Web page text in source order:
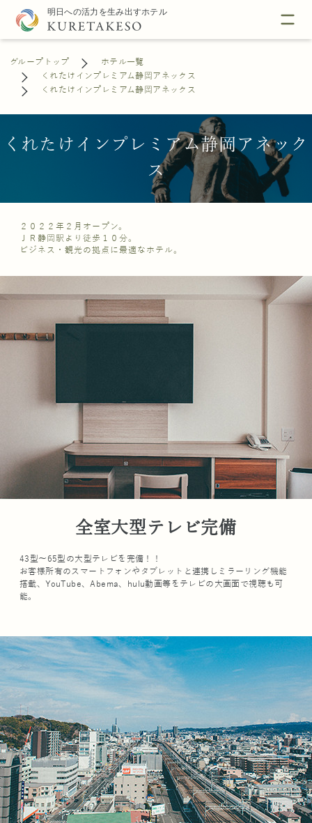
グループトップ
ホテル一覧
くれたけインプレミアム静岡アネックス
くれたけインプレミアム静岡アネックス
くれたけインプレミアム静岡アネック
ス
２０２２年２月オープン。
ＪＲ静岡駅より徒歩１０分。
ビジネス・観光の拠点に最適なホテル。
全室大型テレビ完備
43型～65型の大型テレビを完備！！
お客様所有のスマートフォンやタブレットと連携しミラーリング機能
搭載、YouTube、Abema、hulu動画等をテレビの大画面で視聴も可
能。